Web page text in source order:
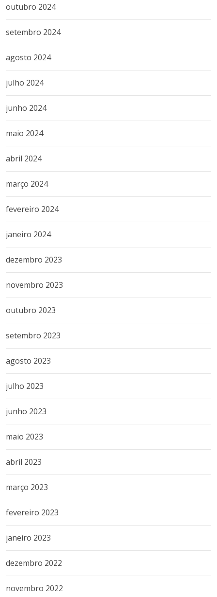
outubro 2024
setembro 2024
agosto 2024
julho 2024
junho 2024
maio 2024
abril 2024
março 2024
fevereiro 2024
janeiro 2024
dezembro 2023
novembro 2023
outubro 2023
setembro 2023
agosto 2023
julho 2023
junho 2023
maio 2023
abril 2023
março 2023
fevereiro 2023
janeiro 2023
dezembro 2022
novembro 2022